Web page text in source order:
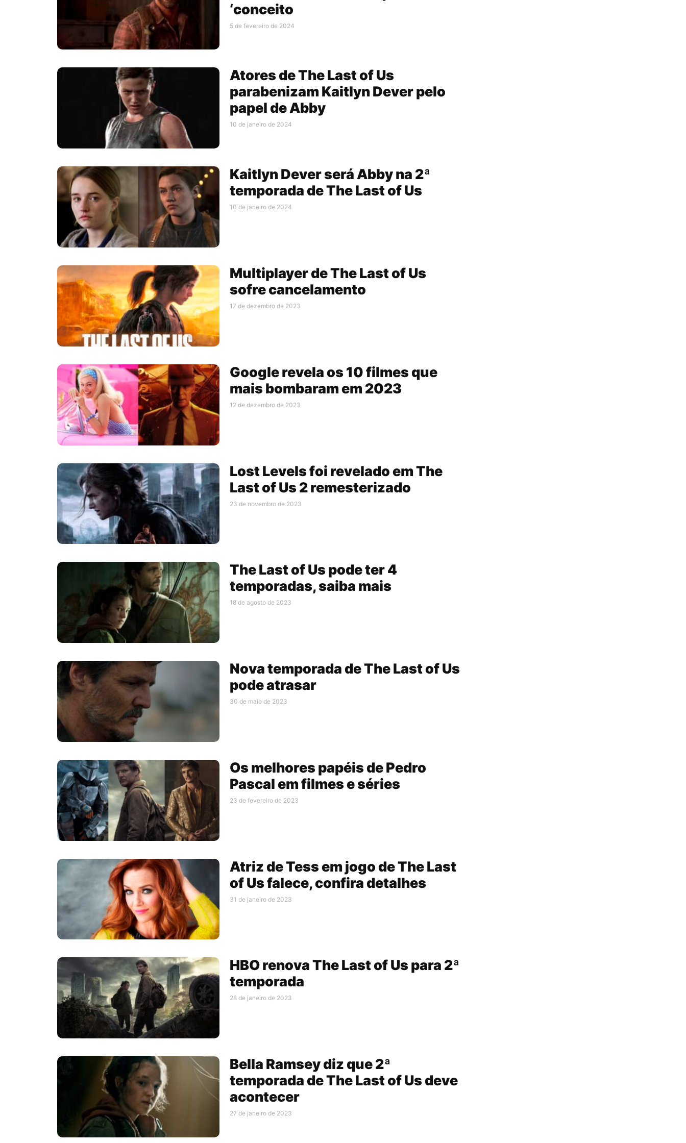
‘conceito
5 de fevereiro de 2024
Atores de The Last of Us
parabenizam Kaitlyn Dever pelo
papel de Abby
10 de janeiro de 2024
Kaitlyn Dever será Abby na 2ª
temporada de The Last of Us
10 de janeiro de 2024
Multiplayer de The Last of Us
sofre cancelamento
17 de dezembro de 2023
Google revela os 10 filmes que
mais bombaram em 2023
12 de dezembro de 2023
Lost Levels foi revelado em The
Last of Us 2 remesterizado
23 de novembro de 2023
The Last of Us pode ter 4
temporadas, saiba mais
18 de agosto de 2023
Nova temporada de The Last of Us
pode atrasar
30 de maio de 2023
Os melhores papéis de Pedro
Pascal em filmes e séries
23 de fevereiro de 2023
Atriz de Tess em jogo de The Last
of Us falece, confira detalhes
31 de janeiro de 2023
HBO renova The Last of Us para 2ª
temporada
28 de janeiro de 2023
Bella Ramsey diz que 2ª
temporada de The Last of Us deve
acontecer
27 de janeiro de 2023